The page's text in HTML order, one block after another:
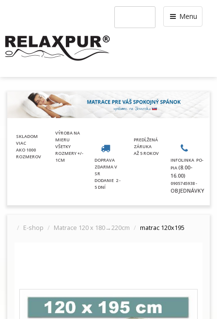
Menu
SKLADOM
VIAC
AKO 1000
ROZMEROV
VÝROBA NA
MIERU
VŠETKY
ROZMERY +/-
1CM
DOPRAVA
ZDARMA V
SR
DODANIE 2 -
5 DNÍ
PREDĹŽENÁ
ZÁRUKA
AŽ 5 ROKOV
INFOLINKA PO-
PIA(8.00-
16.00)
0905745938 -
OBJEDNÁVKY
E-shop Matrace 120 x 180→220cm matrac 120x195